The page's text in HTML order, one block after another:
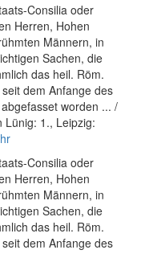
Consilia oder
Herren, Hohen
Männern, in
Sachen, die
das heil. Röm.
dem Anfange des
worden ... /
Lünig: 1., Leipzig:
Consilia oder
Herren, Hohen
Männern, in
Sachen, die
das heil. Röm.
dem Anfange des